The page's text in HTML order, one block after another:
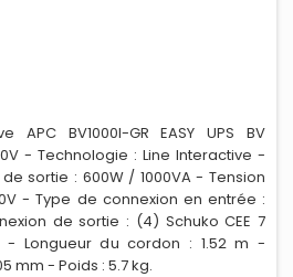
APC BV1000I-GR EASY UPS BV
- Technologie : Line Interactive -
sortie : 600W / 1000VA - Tension
- Type de connexion en entrée :
de sortie : (4) Schuko CEE 7
- Longueur du cordon : 1.52 m -
mm - Poids : 5.7 kg.